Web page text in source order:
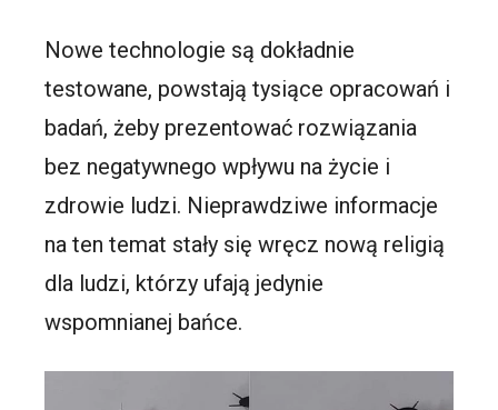
Nowe technologie są dokładnie
testowane, powstają tysiące opracowań i
badań, żeby prezentować rozwiązania
bez negatywnego wpływu na życie i
zdrowie ludzi. Nieprawdziwe informacje
na ten temat stały się wręcz nową religią
dla ludzi, którzy ufają jedynie
wspomnianej bańce.